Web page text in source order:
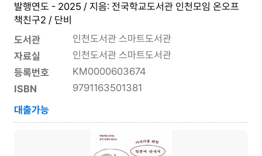
발행연도 - 2025 / 지음: 전국학교도서관 인천모임 온오프
책친구2 / 단비
도서관
인천도서관 스마트도서관
자료실
인천도서관 스마트도서관
등록번호
KM0000603674
ISBN
9791163501381
대출가능